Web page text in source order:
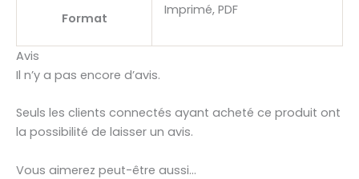
Format
Imprimé, PDF
Avis
Il n’y a pas encore d’avis.
Seuls les clients connectés ayant acheté ce produit ont
la possibilité de laisser un avis.
Vous aimerez peut-être aussi…